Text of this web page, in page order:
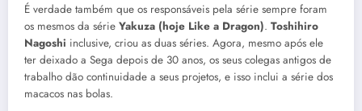
É verdade também que os responsáveis pela série sempre foram
os mesmos da série Yakuza (hoje Like a Dragon). Toshihiro
Nagoshi inclusive, criou as duas séries. Agora, mesmo após ele
ter deixado a Sega depois de 30 anos, os seus colegas antigos de
trabalho dão continuidade a seus projetos, e isso inclui a série dos
macacos nas bolas.